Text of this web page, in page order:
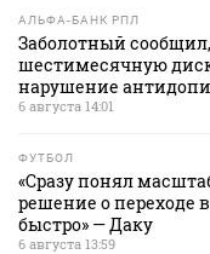
АЛЬФА-БАНК РПЛ
Заболотный
шестимесячную
нарушение
6 августа 14:01
ФУТБОЛ
«Сразу понял
решение о переходе
быстро» — Даку
6 августа 13:59